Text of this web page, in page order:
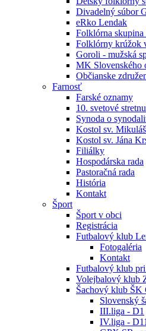
Divadelný súbor
eRko Lendak
Folklórna
Folklórny krúžok
Goroli - mužská
MK Slovenského
Občianske
Farnosť
Farské oznamy
10. svetové
Synoda o
Kostol sv.
Kostol sv. Jána
Filiálky
Hospodárska rada
Pastoračná rada
História
Kontakt
Šport
Šport v obci
Registrácia
Futbalový klub
Fotogaléria
Kontakt
Futbalový klub
Volejbalový klub
Šachový klub ŠK
Slovenský
III.liga - D1
IV.liga - D11